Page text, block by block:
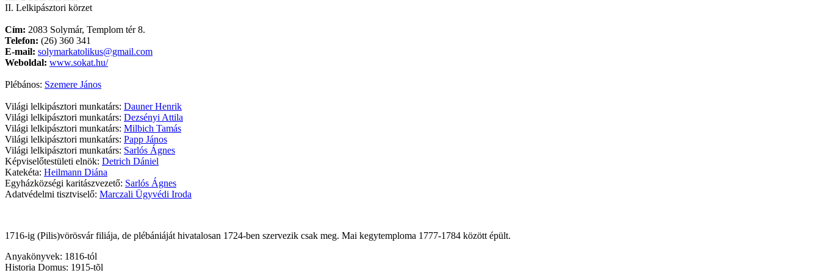
II. Lelkipásztori körzet
Cím: 2083 Solymár, Templom tér 8.
Telefon: (26) 360 341
E-mail: solymarkatolikus@gmail.com
Weboldal: www.sokat.hu/
Plébános: Szemere János
Világi lelkipásztori munkatárs: Dauner Henrik
Világi lelkipásztori munkatárs: Dezsényi Attila
Világi lelkipásztori munkatárs: Milbich Tamás
Világi lelkipásztori munkatárs: Papp János
Világi lelkipásztori munkatárs: Sarlós Ágnes
Képviselőtestületi elnök: Detrich Dániel
Katekéta: Heilmann Diána
Egyházközségi karitászvezető: Sarlós Ágnes
Adatvédelmi tisztviselő: Marczali Ügyvédi Iroda
1716-ig (Pilis)vörösvár filiája, de plébániáját hivatalosan 1724-ben szervezik csak meg. Mai kegytemploma 1777-1784 között épült.
Anyakönyvek: 1816-tól
Historia Domus: 1915-tõl